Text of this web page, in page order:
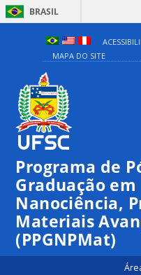
BRASIL
MAPA DO SITE
Programa de
Graduação em
Nanociência,
Materiais
(PPGNPMat)